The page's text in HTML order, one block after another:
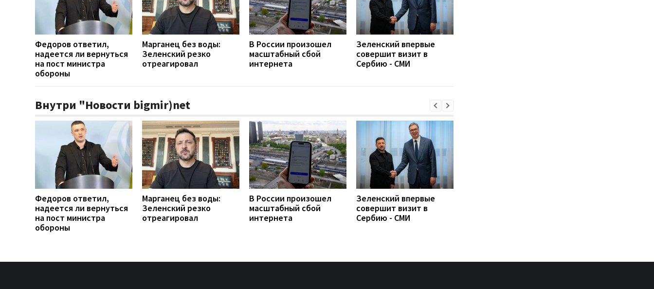
Федоров ответил,
надеется ли вернуться
на пост министра
обороны
Марганец без воды:
Зеленский резко
отреагировал
В России произошел
масштабный сбой
интернета
Зеленский впервые
совершит визит в
Сербию - СМИ
Внутри "Новости bigmir)net
Федоров ответил,
надеется ли вернуться
на пост министра
обороны
Марганец без воды:
Зеленский резко
отреагировал
В России произошел
масштабный сбой
интернета
Зеленский впервые
совершит визит в
Сербию - СМИ